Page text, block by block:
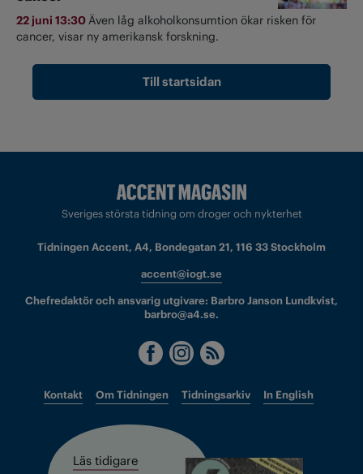
22 juni 13:30Även låg alkoholkonsumtion ökar risken för
cancer, visar ny amerikansk forskning.
Till startsidan
Sveriges största tidning om droger och nykterhet
Tidningen Accent, A4, Bondegatan 21, 116 33 Stockholm
accent@iogt.se
Chefredaktör och ansvarig utgivare: Barbro Janson Lundkvist,
barbro@a4.se.
Kontakt Om Tidningen Tidningsarkiv In English
Läs tidigare